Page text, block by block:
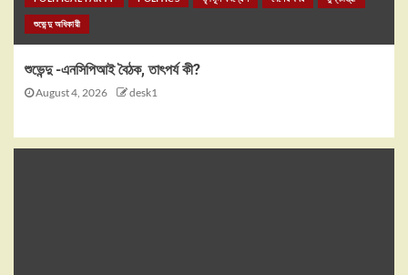
শুভেন্দু অধিকারী
শুভেন্দু -এনসিপিআই বৈঠক, তাৎপর্য কী?
August 4, 2026 desk1